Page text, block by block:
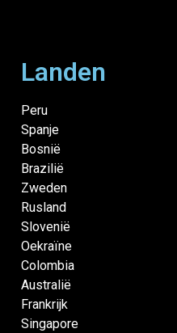
Landen
Peru
Spanje
Bosnië
Brazilië
Zweden
Rusland
Slovenië
Oekraïne
Colombia
Australië
Frankrijk
Singapore